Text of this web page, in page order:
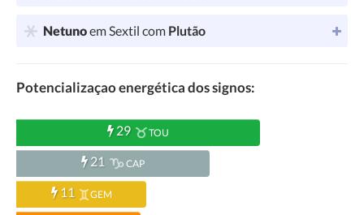
Netunoem Sextil com Plutão
Potencializaçao energética dos signos:
29 TOU
21 CAP
11 GEM